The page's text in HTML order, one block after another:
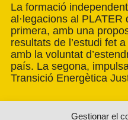
Gestionar el
La formació
al·legacions al PLATER
primera, amb una
resultats de l’estudi fet
amb la voluntat
país. La segona,
Transició Energètica